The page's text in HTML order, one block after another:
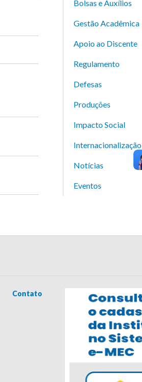
Bolsas e Auxílios
Gestão Acadêmica
Apoio ao Discente
Regulamento
Defesas
Produções
Impacto Social
Internacionalização
Notícias
Eventos
Contato